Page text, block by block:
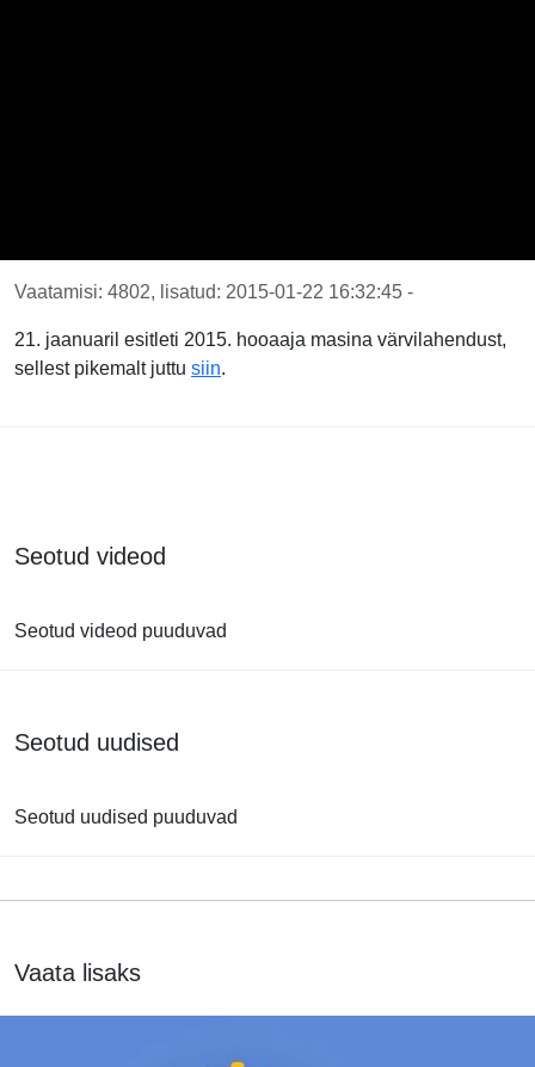
Vaatamisi: 4802, lisatud: 2015-01-22 16:32:45 -
21. jaanuaril esitleti 2015. hooaaja masina värvilahendust,
sellest pikemalt juttu siin.
Seotud videod
Seotud videod puuduvad
Seotud uudised
Seotud uudised puuduvad
Vaata lisaks